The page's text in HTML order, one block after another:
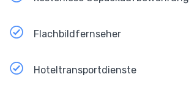
Flachbildfernseher
Hoteltransportdienste